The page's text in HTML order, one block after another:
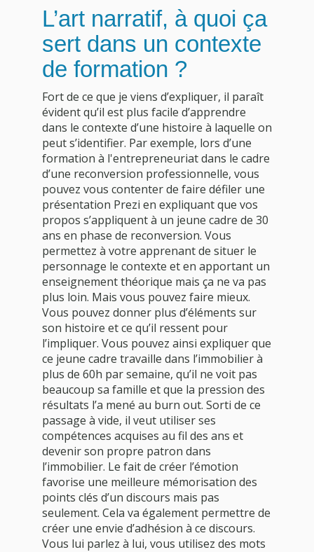
L’art narratif, à quoi ça
sert dans un contexte
de formation ?
Fort de ce que je viens d’expliquer, il paraît
évident qu’il est plus facile d’apprendre
dans le contexte d’une histoire à laquelle on
peut s’identifier. Par exemple, lors d’une
formation à l'entrepreneuriat dans le cadre
d’une reconversion professionnelle, vous
pouvez vous contenter de faire défiler une
présentation Prezi en expliquant que vos
propos s’appliquent à un jeune cadre de 30
ans en phase de reconversion. Vous
permettez à votre apprenant de situer le
personnage le contexte et en apportant un
enseignement théorique mais ça ne va pas
plus loin. Mais vous pouvez faire mieux.
Vous pouvez donner plus d’éléments sur
son histoire et ce qu’il ressent pour
l’impliquer. Vous pouvez ainsi expliquer que
ce jeune cadre travaille dans l’immobilier à
plus de 60h par semaine, qu’il ne voit pas
beaucoup sa famille et que la pression des
résultats l’a mené au burn out. Sorti de ce
passage à vide, il veut utiliser ses
compétences acquises au fil des ans et
devenir son propre patron dans
l’immobilier. Le fait de créer l’émotion
favorise une meilleure mémorisation des
points clés d’un discours mais pas
seulement. Cela va également permettre de
créer une envie d’adhésion à ce discours.
Vous lui parlez à lui, vous utilisez des mots